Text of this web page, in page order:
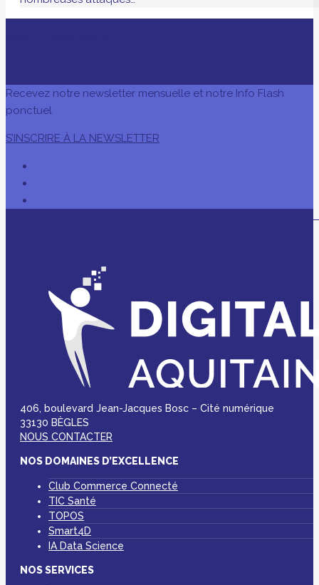
Recevez notre newsletter mensuelle et notre Info Flash
ponctuel
S’INSCRIRE À LA NEWSLETTER
406, boulevard Jean-Jacques Bosc – Cité numérique
33130 BÈGLES
NOUS CONTACTER
NOS DOMAINES D’EXCELLENCE
Club Commerce Connecté
TIC Santé
TOPOS
Smart4D
IA Data Science
NOS SERVICES